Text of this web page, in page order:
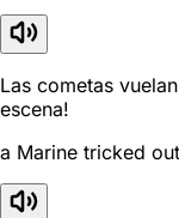
Las cometas
escena!
a Marine tricked